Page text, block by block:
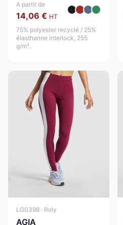
A partir de
14,06 € HT
75% polyester recyclé / 25%
élasthanne interlock, 255
g/m².
LG0398 · Roly
AGIA